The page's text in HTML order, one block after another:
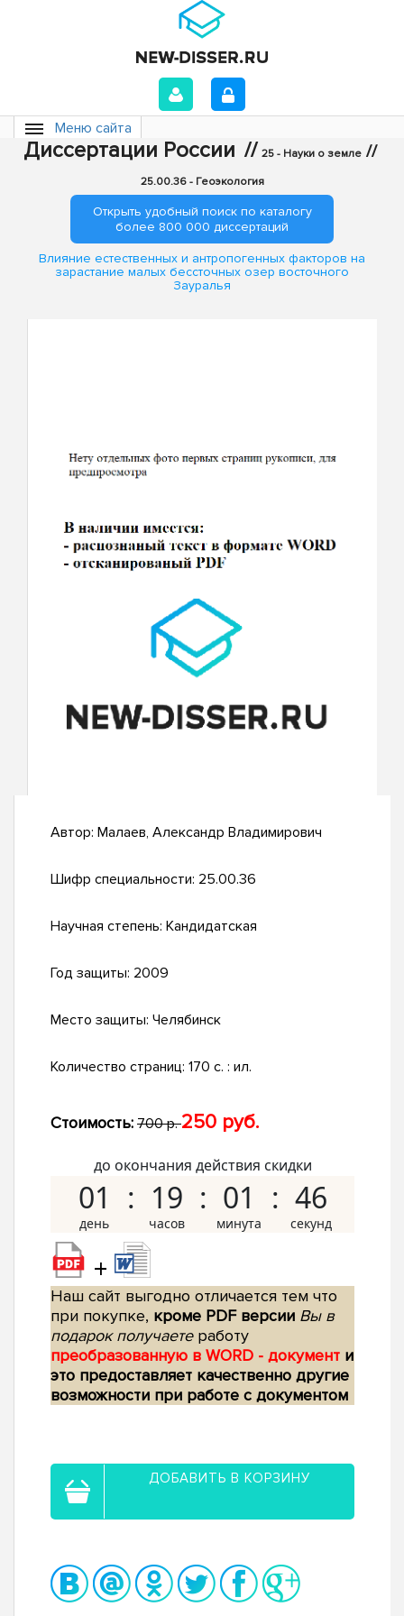
Меню сайта
Диссертации России // 25 - Науки о земле //
25.00.36 - Геоэкология
Открыть удобный поиск по каталогу
более 800 000 диссертаций
Влияние естественных и антропогенных факторов на
зарастание малых бессточных озер восточного
Зауралья
Автор: Малаев, Александр Владимирович
Шифр специальности: 25.00.36
Научная степень: Кандидатская
Год защиты: 2009
Место защиты: Челябинск
Количество страниц: 170 с. : ил.
Стоимость: 700 р.250 руб.
до окончания действия скидки
01 19 01 45
+
Наш сайт выгодно отличается тем что
при покупке, кроме PDF версии Вы в
подарок получаетеработу
преобразованную в WORD - документ и
это предоставляет качественно другие
возможности при работе с документом
ДОБАВИТЬ В КОРЗИНУ